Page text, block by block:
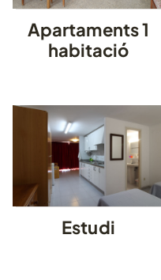
Apartaments 1
habitació
Estudi